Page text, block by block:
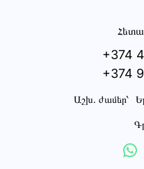
+374
+374
Աշխ․ ժամեր՝